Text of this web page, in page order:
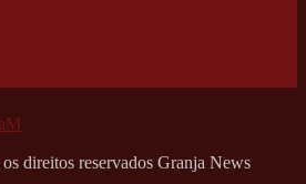
direitos reservados Granja News